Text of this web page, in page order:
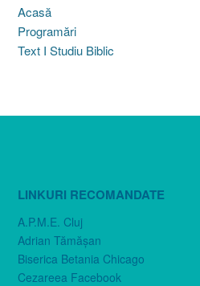
Acasă
Programări
Text I Studiu Biblic
LINKURI RECOMANDATE
A.P.M.E. Cluj
Adrian Tămăşan
Biserica Betania Chicago
Cezareea Facebook